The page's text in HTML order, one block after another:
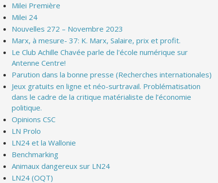
Milei Première
Milei 24
Nouvelles 272 – Novembre 2023
Marx, à mesure- 37: K. Marx, Salaire, prix et profit.
Le Club Achille Chavée parle de l'école numérique sur
Antenne Centre!
Parution dans la bonne presse (Recherches internationales)
Jeux gratuits en ligne et néo-surtravail. Problématisation
dans le cadre de la critique matérialiste de l’économie
politique.
Opinions CSC
LN Prolo
LN24 et la Wallonie
Benchmarking
Animaux dangereux sur LN24
LN24 (OQT)